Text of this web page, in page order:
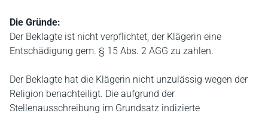
Die Gründe:
Der Beklagte ist nicht verpflichtet, der Klägerin eine
Entschädigung gem. § 15 Abs. 2 AGG zu zahlen.
Der Beklagte hat die Klägerin nicht unzulässig wegen der
Religion benachteiligt. Die aufgrund der
Stellenausschreibung im Grundsatz indizierte